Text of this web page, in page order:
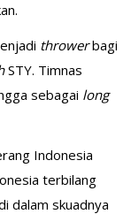
throwerbagi
STY. Timnas
sebagai long
Indonesia
terbilang
dalam skuadnya